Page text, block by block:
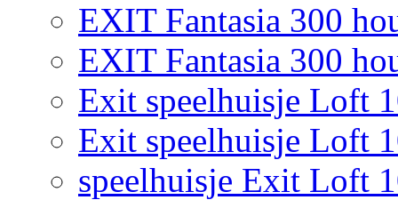
EXIT Fantasia 300
EXIT Fantasia 300
Exit speelhuisje Loft
Exit speelhuisje Loft
speelhuisje Exit Loft